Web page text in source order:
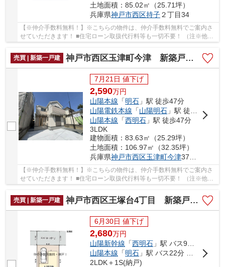
土地面積：85.02㎡（25.71坪）
兵庫県神戸市西区持子２丁目34
【※仲介手数料無料！】※こちらの物件は、仲介手数料無料でご案内さ
せていただきます！ ■住宅ローン取扱代行料等も一切不要！ （注※他社
では事務手数料として5万円～10万円必要な場合が...
売買 | 新築一戸建
神戸市西区玉津町今津 新築戸建 仲介手数料無料！
7月21日 値下げ
2,590万円
山陽本線 「明石 」駅 徒歩47分
山陽電鉄本線 「山陽明石 」駅 徒歩51分
山陽本線 「西明石 」駅 徒歩47分
3LDK
建物面積：83.63㎡（25.29坪）
土地面積：106.97㎡（32.35坪）
兵庫県神戸市西区玉津町今津379-11付近
【※仲介手数料無料！】※こちらの物件は、仲介手数料無料でご案内さ
せていただきます！ ■住宅ローン取扱代行料等も一切不要！ （注※他社
では事務手数料として5万円～10万円必要な場合が...
売買 | 新築一戸建
神戸市西区王塚台4丁目 新築戸建 仲介手数料無料！
6月30日 値下げ
2,680万円
山陽新幹線 「西明石 」駅 バス9分 「竹の台公園」 停歩25分
山陽本線 「明石 」駅 バス22分 「王塚台5丁目」 停歩4分
2LDK＋1S(納戸)